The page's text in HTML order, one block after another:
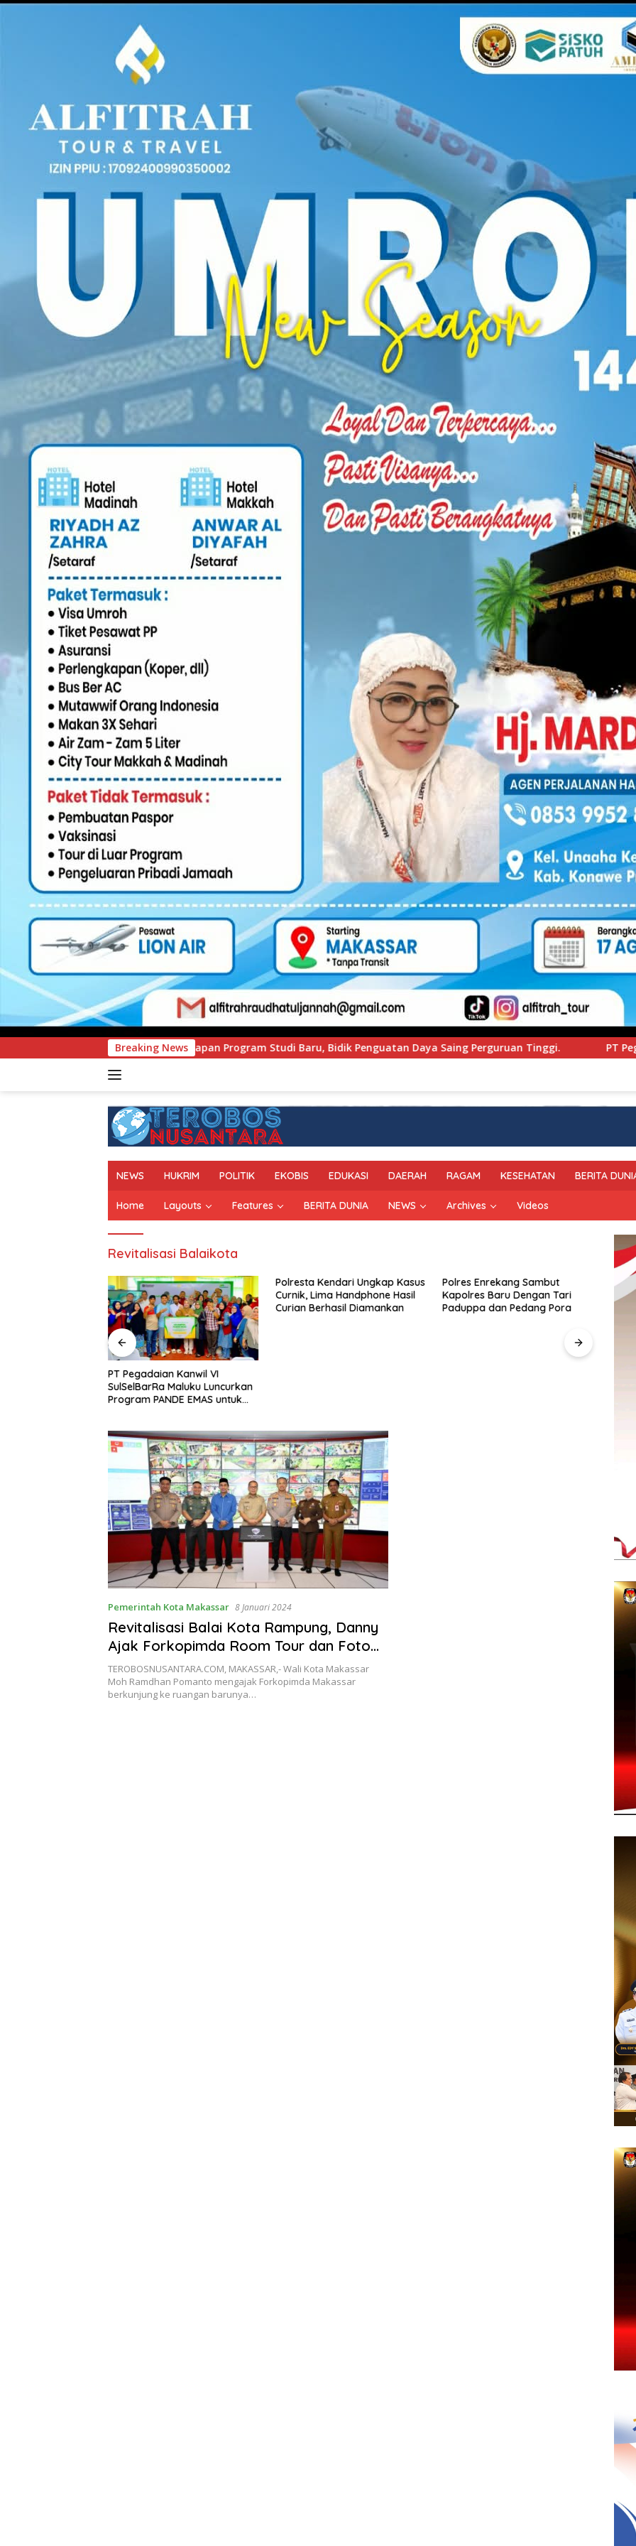
Breaking News
Delapan Program Studi Baru, Bidik Penguatan Daya Saing Perguruan Tinggi. PT Pegadaian Kanwil VI
NEWS HUKRIM POLITIK EKOBIS EDUKASI DAERAH RAGAM KESEHATAN BERITA
Home Layouts Features BERITA DUNIA NEWS Archives Videos
Revitalisasi Balaikota
PT Pegadaian Kanwil VI
SulSelBarRa Maluku Luncurkan
Program PANDE EMAS untuk
Polresta Kendari Ungkap Kasus
Curnik, Lima Handphone Hasil
Curian Berhasil Diamankan
Polres Enrekang Sambut
Kapolres Baru Dengan Tari
Paduppa dan Pedang Pora
Pemerintah Kota Makassar 8 Januari 2024
Revitalisasi Balai Kota Rampung, Danny
Ajak Forkopimda Room Tour dan Foto
Bareng
TEROBOSNUSANTARA.COM, MAKASSAR,- Wali Kota Makassar
Moh Ramdhan Pomanto mengajak Forkopimda Makassar
berkunjung ke ruangan barunya…